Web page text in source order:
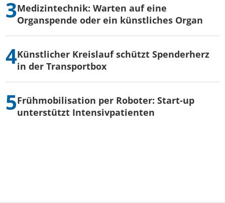
Medizintechnik: Warten auf eine
Organspende oder ein künstliches Organ
Künstlicher Kreislauf schützt Spenderherz
in der Transportbox
Frühmobilisation per Roboter: Start-up
unterstützt Intensivpatienten